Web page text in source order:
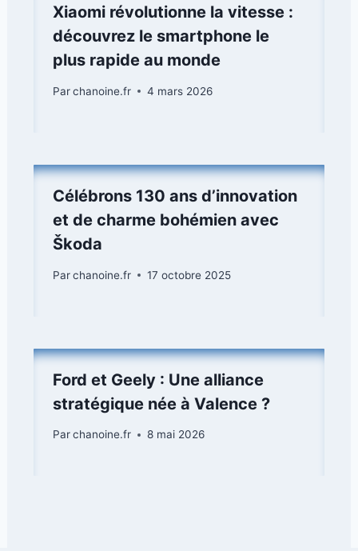
Xiaomi révolutionne la vitesse :
découvrez le smartphone le
plus rapide au monde
Parchanoine.fr 4 mars 2026
Célébrons 130 ans d’innovation
et de charme bohémien avec
Škoda
Parchanoine.fr 17 octobre 2025
Ford et Geely : Une alliance
stratégique née à Valence ?
Parchanoine.fr 8 mai 2026